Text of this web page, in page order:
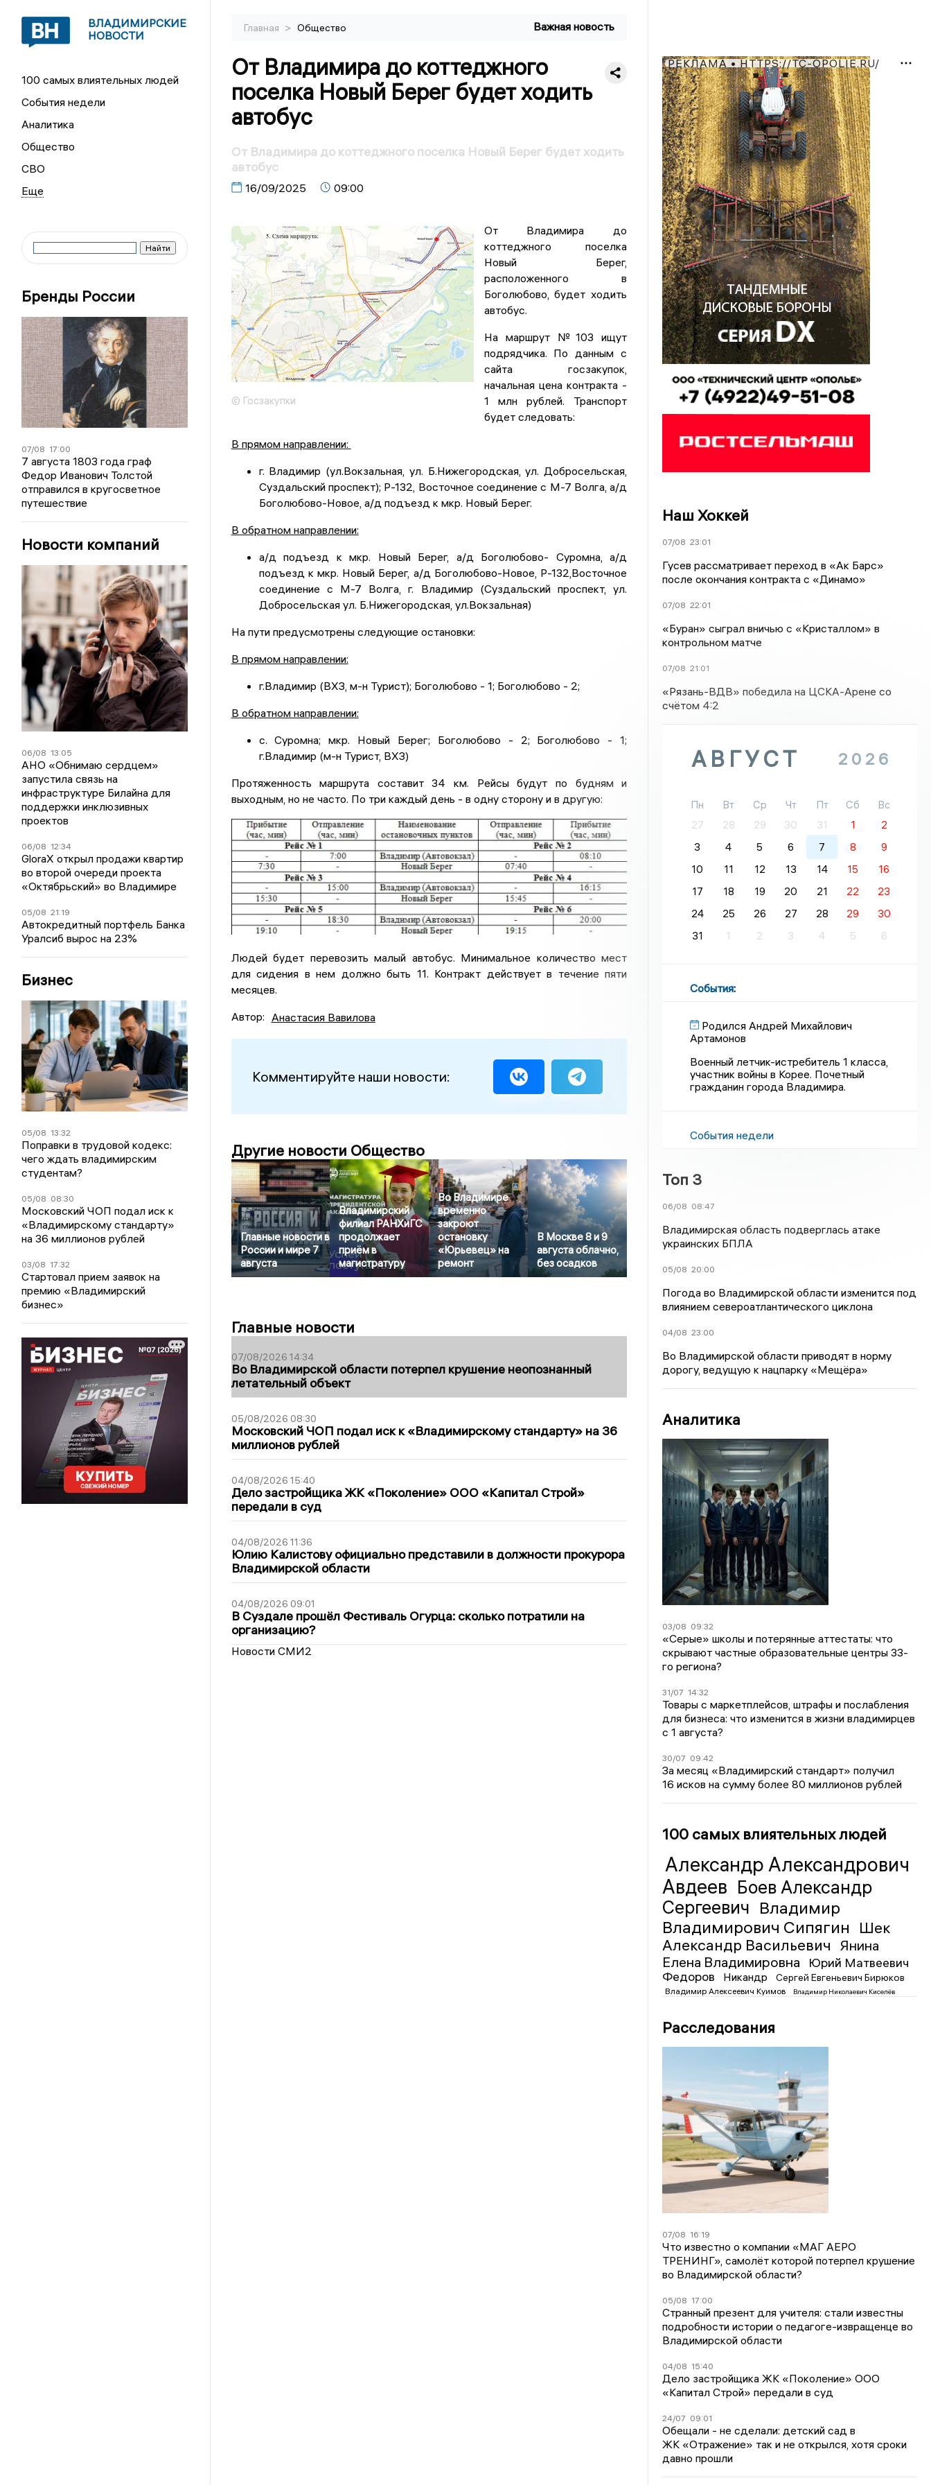
ВЛАДИМИРСКИЕ
НОВОСТИ
100 самых влиятельных людей
События недели
Аналитика
Общество
СВО
Бренды России
07/08 17:00
7 августа 1803 года граф
Федор Иванович Толстой
отправился в кругосветное
путешествие
Новости компаний
06/08 13:05
АНО «Обнимаю сердцем»
запустила связь на
инфраструктуре Билайна для
поддержки инклюзивных
проектов
06/08 12:34
GloraX открыл продажи квартир
во второй очереди проекта
«Октябрьский» во Владимире
05/08 21:19
Автокредитный портфель Банка
Уралсиб вырос на 23%
Бизнес
05/08 13:32
Поправки в трудовой кодекс:
чего ждать владимирским
студентам?
05/08 08:30
Московский ЧОП подал иск к
«Владимирскому стандарту»
на 36 миллионов рублей
03/08 17:32
Стартовал прием заявок на
премию «Владимирский
бизнес»
Главная > Общество Важная новость
От Владимира до коттеджного
поселка Новый Берег будет ходить
автобус
От Владимира до коттеджного поселка Новый Берег будет ходить
автобус
16/09/2025 09:00
© Госзакупки
От Владимира до
коттеджного поселка
Новый Берег,
расположенного в
Боголюбово, будет ходить
автобус.
На маршрут №103 ищут
подрядчика. По данным с
сайта госзакупок,
начальная цена контракта -
1 млн рублей. Транспорт
будет следовать:
В прямом направлении:
г. Владимир (ул.Вокзальная, ул. Б.Нижегородская, ул. Добросельская,
Суздальский проспект); Р-132, Восточное соединение с М-7 Волга, а/д
Боголюбово-Новое, а/д подъезд к мкр. Новый Берег.
В обратном направлении:
а/д подъезд к мкр. Новый Берег, а/д Боголюбово- Суромна, а/д
подъезд к мкр. Новый Берег, а/д Боголюбово-Новое, Р-132,Восточное
соединение с М-7 Волга, г. Владимир (Суздальский проспект, ул.
Добросельская ул. Б.Нижегородская, ул.Вокзальная)
На пути предусмотрены следующие остановки:
В прямом направлении:
г.Владимир (ВХЗ, м-н Турист); Боголюбово - 1; Боголюбово - 2;
В обратном направлении:
с. Суромна; мкр. Новый Берег; Боголюбово - 2; Боголюбово - 1;
г.Владимир (м-н Турист, ВХЗ)
Протяженность маршрута составит 34 км. Рейсы будут по будням и
выходным, но не часто. По три каждый день - в одну сторону и в другую:
Людей будет перевозить малый автобус. Минимальное количество мест
для сидения в нем должно быть 11. Контракт действует в течение пяти
месяцев.
Автор: Анастасия Вавилова
Комментируйте наши новости:
Другие новости Общество
Главные новости в
России и мире 7
августа
Владимирский
филиал РАНХиГС
продолжает
приём в
магистратуру
Во Владимире
временно
закроют
остановку
«Юрьевец» на
ремонт
В Москве 8 и 9
августа облачно,
без осадков
Главные новости
07/08/2026 14:34
Во Владимирской области потерпел крушение неопознанный
летательный объект
05/08/2026 08:30
Московский ЧОП подал иск к «Владимирскому стандарту» на 36
миллионов рублей
04/08/2026 15:40
Дело застройщика ЖК «Поколение» ООО «Капитал Строй»
передали в суд
04/08/2026 11:36
Юлию Калистову официально представили в должности прокурора
Владимирской области
04/08/2026 09:01
В Суздале прошёл Фестиваль Огурца: сколько потратили на
организацию?
Новости СМИ2
РЕКЛАМА • HTTPS://TC-OPOLIE.RU/
Наш Хоккей
07/08 23:01
Гусев рассматривает переход в «Ак Барс»
после окончания контракта с «Динамо»
07/08 22:01
«Буран» сыграл вничью с «Кристаллом» в
контрольном матче
07/08 21:01
«Рязань-ВДВ» победила на ЦСКА-Арене со
счётом 4:2
АВГУСТ 2026
Пн Вт Ср Чт Пт Сб
Вс
27
28 29 30 31 1
2
3
4 5 6 7 8
9
10
11 12 13 14 15
16
17
18 19 20 21 22
23
24
25 26 27 28 29
30
31
1 2 3 4 5 6
События:
Родился Андрей Михайлович
Артамонов
Военный летчик-истребитель 1 класса,
участник войны в Корее. Почетный
гражданин города Владимира.
События недели
Топ 3
06/08 08:47
Владимирская область подверглась атаке
украинских БПЛА
05/08 20:00
Погода во Владимирской области изменится под
влиянием североатлантического циклона
04/08 23:00
Во Владимирской области приводят в норму
дорогу, ведущую к нацпарку «Мещёра»
Аналитика
03/08 09:32
«Серые» школы и потерянные аттестаты: что
скрывают частные образовательные центры 33-
го региона?
31/07 14:32
Товары с маркетплейсов, штрафы и послабления
для бизнеса: что изменится в жизни владимирцев
с 1 августа?
30/07 09:42
За месяц «Владимирский стандарт» получил
16 исков на сумму более 80 миллионов рублей
100 самых влиятельных людей
Александр Александрович
Авдеев Боев Александр
Сергеевич Владимир
Владимирович Сипягин Шек
Александр Васильевич
Янина
Елена Владимировна
Юрий Матвеевич
Федоров
Никандр Сергей Евгеньевич Бирюков
Владимир Алексеевич Куимов Владимир Николаевич Киселёв
Расследования
07/08 16:19
Что известно о компании «МАГ АЕРО
ТРЕНИНГ», самолёт которой потерпел крушение
во Владимирской области?
05/08 17:00
Странный презент для учителя: стали известны
подробности истории о педагоге-извращенце во
Владимирской области
04/08 15:40
Дело застройщика ЖК «Поколение» ООО
«Капитал Строй» передали в суд
24/07 09:01
Обещали - не сделали: детский сад в
ЖК «Отражение» так и не открылся, хотя сроки
давно прошли